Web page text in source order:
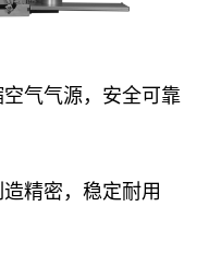
气气源，安全可靠
精密，稳定耐用